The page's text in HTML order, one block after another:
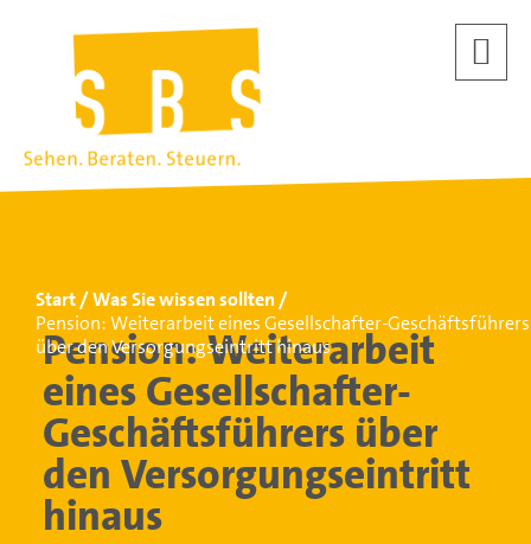
Start
Was Sie wissen sollten
Pension: Weiterarbeit eines Gesellschafter-Geschäftsführers
über den Versorgungseintritt hinaus
Pension: Weiterarbeit
eines Gesellschafter-
Geschäftsführers über
den Versorgungseintritt
hinaus